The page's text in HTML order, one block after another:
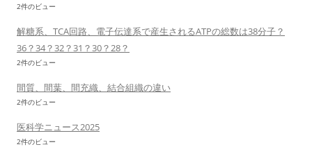
2件のビュー
解糖系、TCA回路、電子伝達系で産生されるATPの総数は38分子？
36？34？32？31？30？28？
2件のビュー
間質、間葉、間充織、結合組織の違い
2件のビュー
医科学ニュース2025
2件のビュー